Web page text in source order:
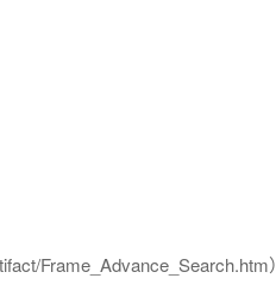
Frame_Advance_Search.htm）